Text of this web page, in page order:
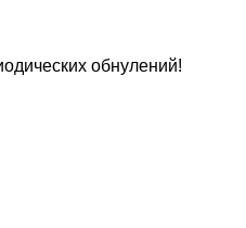
обнулений!